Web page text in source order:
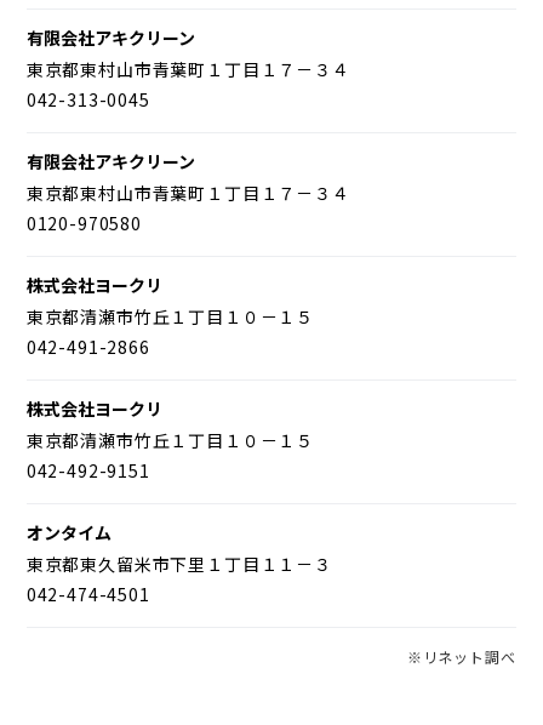
有限会社アキクリーン
東京都東村山市青葉町１丁目１７－３４
042-313-0045
有限会社アキクリーン
東京都東村山市青葉町１丁目１７－３４
0120-970580
株式会社ヨークリ
東京都清瀬市竹丘１丁目１０－１５
042-491-2866
株式会社ヨークリ
東京都清瀬市竹丘１丁目１０－１５
042-492-9151
オンタイム
東京都東久留米市下里１丁目１１－３
042-474-4501
※リネット調べ